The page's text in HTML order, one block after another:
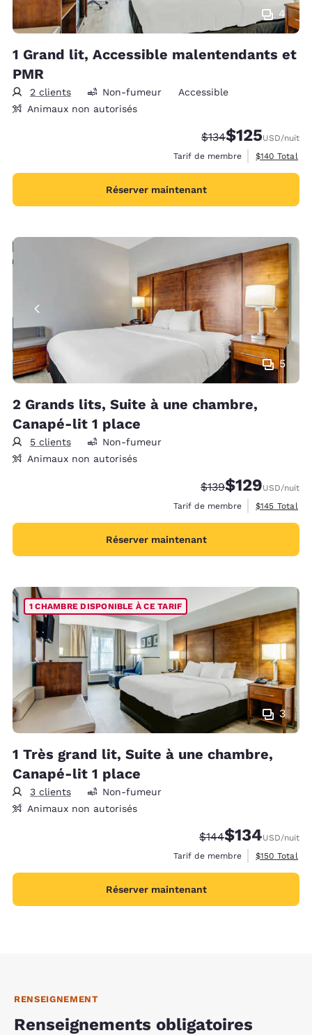
4
1 Grand lit, Accessible malentendants et
PMR
2 clients Non-fumeur
Accessible
Animaux non autorisés
Tarif barré :
$134Tarif réduit :
$125USD/nuit
Tarif de membre
Afficher les
$140 Total
Réserver maintenant
5
2 Grands lits, Suite à une chambre,
Canapé-lit 1 place
5 clients
Non-fumeur
Animaux non autorisés
Tarif barré :
$139Tarif réduit :
$129USD/nuit
Tarif de membre
Afficher les
$145 Total
Réserver maintenant
3
1 CHAMBRE DISPONIBLE À CE TARIF
1 Très grand lit, Suite à une chambre,
Canapé-lit 1 place
3 clients
Non-fumeur
Animaux non autorisés
Tarif barré :
$144Tarif réduit :
$134USD/nuit
Tarif de membre
Afficher les
$150 Total
Réserver maintenant
RENSEIGNEMENT
Renseignements obligatoires